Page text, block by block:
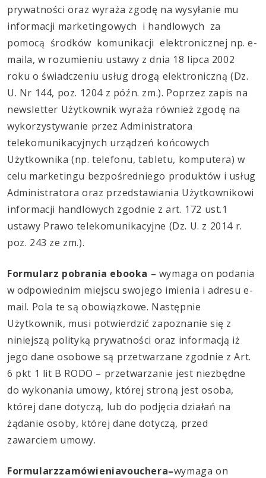
prywatności oraz wyraża zgodę na wysyłanie mu
informacji marketingowych i handlowych za
pomocą środków komunikacji elektronicznej np. e-
maila, w rozumieniu ustawy z dnia 18 lipca 2002
roku o świadczeniu usług drogą elektroniczną (Dz.
U. Nr 144, poz. 1204 z późn. zm.). Poprzez zapis na
newsletter Użytkownik wyraża również zgodę na
wykorzystywanie przez Administratora
telekomunikacyjnych urządzeń końcowych
Użytkownika (np. telefonu, tabletu, komputera) w
celu marketingu bezpośredniego produktów i usług
Administratora oraz przedstawiania Użytkownikowi
informacji handlowych zgodnie z art. 172 ust.1
ustawy Prawo telekomunikacyjne (Dz. U. z 2014 r.
poz. 243 ze zm.).
Formularz pobrania ebooka – wymaga on podania
w odpowiednim miejscu swojego imienia i adresu e-
mail. Pola te są obowiązkowe. Następnie
Użytkownik, musi potwierdzić zapoznanie się z
niniejszą polityką prywatności oraz informacją iż
jego dane osobowe są przetwarzane zgodnie z Art.
6 pkt 1 lit B RODO – przetwarzanie jest niezbędne
do wykonania umowy, której stroną jest osoba,
której dane dotyczą, lub do podjęcia działań na
żądanie osoby, której dane dotyczą, przed
zawarciem umowy.
Formularzzamówieniavouchera–wymaga on